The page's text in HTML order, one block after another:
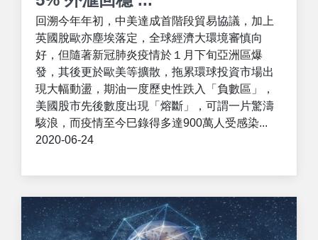
回溯今年年初，中美達成首階段貿易協議，加上
英國脫歐亦塵埃落定，全球經濟大環境審慎向
好，但隨著新冠肺炎疫情於１月下旬亞洲區爆
發，其後更於歐美等擴散，拖累環球投資市場出
現大幅動盪，期油一度歷史性跌入「負數區」，
美國股市先後數度出現「熔斷」，可謂一片驚濤
駭浪，而疫情至今巳錄得多達900萬人受感染...
2020-06-24